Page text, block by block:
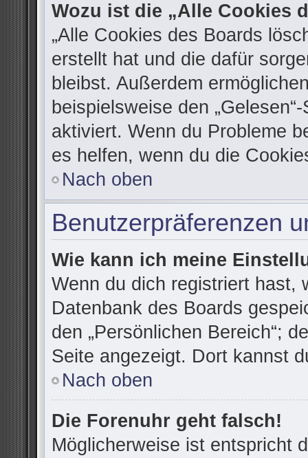
Wozu ist die „Alle Cookies
„Alle Cookies des Boards
erstellt hat und die dafür
bleibst. Außerdem
beispielsweise den
aktiviert. Wenn du Probleme
es helfen, wenn du die
Nach oben
Benutzerpräferenzen
Wie kann ich meine
Wenn du dich registriert hast,
Datenbank des Boards
den „Persönlichen Bereich“;
Seite angezeigt. Dort kannst
Nach oben
Die Forenuhr geht falsch!
Möglicherweise ist entspricht